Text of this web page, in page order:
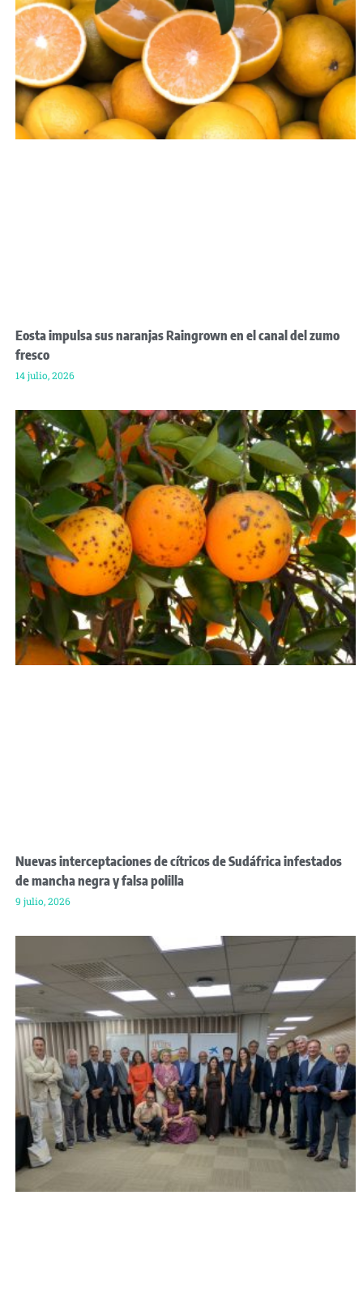
Eosta impulsa sus naranjas Raingrown en el canal del zumo
fresco
14 julio, 2026
Nuevas interceptaciones de cítricos de Sudáfrica infestados
de mancha negra y falsa polilla
9 julio, 2026